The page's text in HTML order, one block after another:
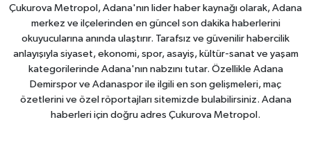
Çukurova Metropol, Adana'nın lider haber kaynağı olarak, Adana
merkez ve ilçelerinden en güncel son dakika haberlerini
okuyucularına anında ulaştırır. Tarafsız ve güvenilir habercilik
anlayışıyla siyaset, ekonomi, spor, asayiş, kültür-sanat ve yaşam
kategorilerinde Adana'nın nabzını tutar. Özellikle Adana
Demirspor ve Adanaspor ile ilgili en son gelişmeleri, maç
özetlerini ve özel röportajları sitemizde bulabilirsiniz. Adana
haberleri için doğru adres Çukurova Metropol.